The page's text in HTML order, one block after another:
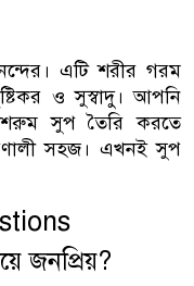
এটি শরীর গরম
ও সুস্বাদু। আপনি
সুপ তৈরি করতে
সহজ। এখনই সুপ
জনপ্রিয়?